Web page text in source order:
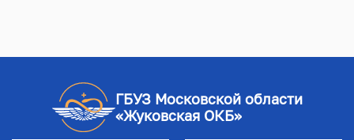
ГБУЗ Московской области
«Жуковская ОКБ»